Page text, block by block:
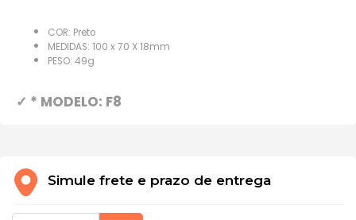
COR: Preto
MEDIDAS: 100 x 70 X 18mm
PESO: 49g
✓ * MODELO: F8
Simule frete e prazo de entrega